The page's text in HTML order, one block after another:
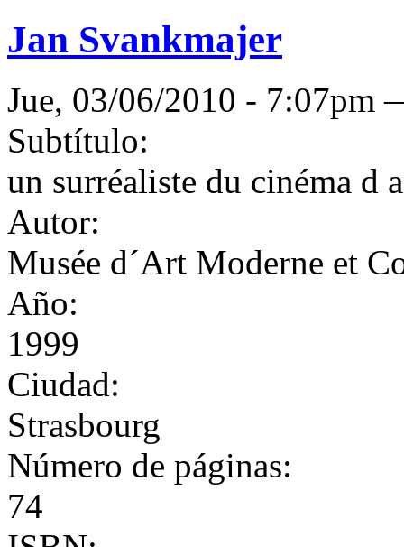
Jan Svankmajer
Jue, 03/06/2010 -
Subtítulo:
un surréaliste du cinéma d
Autor:
Musée d´Art Moderne et
Año:
1999
Ciudad:
Strasbourg
Número de páginas:
74